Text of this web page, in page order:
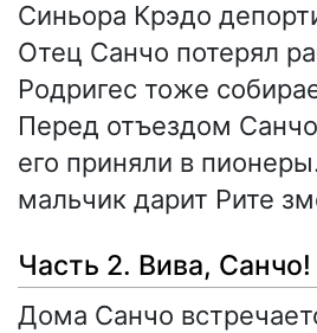
Синьора Крэдо
Отец Санчо потерял
Родригес тоже
Перед отъездом
его приняли в
мальчик дарит Рите
Часть 2. Вива, Санчо!
Дома Санчо